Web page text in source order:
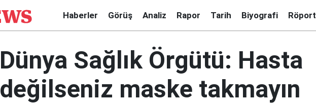
Haberler Görüş Analiz Rapor Tarih Biyografi
Dünya Sağlık Örgütü: Hasta
değilseniz maske takmayın